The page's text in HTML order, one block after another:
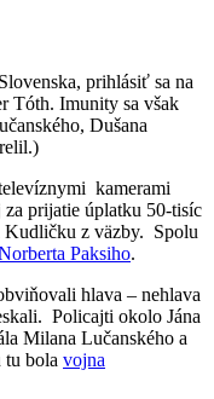
prihlásiť sa na
Tóth. Imunity sa však
Dušana
kamerami
prijatie úplatku 50-tisíc
Kudličku z väzby. Spolu
Paksiho.
hlava – nehlava
Policajti okolo Jána
Milana Lučanského a
tu bola vojna